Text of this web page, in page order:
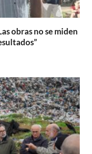
obras no se miden